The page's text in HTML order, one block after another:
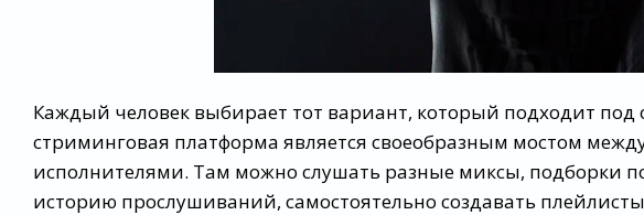
Каждый человек выбирает тот вариант, который подходит под
стриминговая платформа является своеобразным мостом
исполнителями. Там можно слушать разные миксы, подборки
историю прослушиваний, самостоятельно создавать